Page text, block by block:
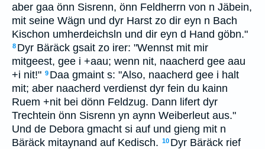
aber gaa önn Sisrenn, önn Feldherrn von n Jäbein,
mit seine Wägn und dyr Harst zo dir eyn n Bach
Kischon umherdeichsln und dir eyn d Hand göbn."
8 Dyr Bäräck gsait zo irer: "Wennst mit mir
mitgeest, gee i +aau; wenn nit, naacherd gee aau
+i nit!" 9 Daa gmaint s: "Also, naacherd gee i halt
mit; aber naacherd verdienst dyr fein du kainn
Ruem +nit bei dönn Feldzug. Dann lifert dyr
Trechtein önn Sisrenn yn aynn Weiberleut aus."
Und de Debora gmacht si auf und gieng mit n
Bäräck mitaynand auf Kedisch. 10 Dyr Bäräck rief